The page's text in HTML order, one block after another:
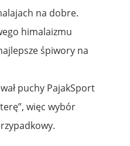
na dobre.
himalaizmu
śpiwory na
puchy PajakSport
więc wybór